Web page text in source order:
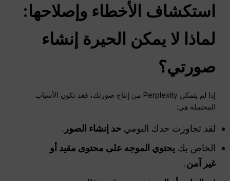
استكشاف الأخطاء وإصلاحها:
لماذا لا يمكن الحيرة إنشاء
صورتي؟
إذا لم يتمكن Perplexity من إنتاج صورتك، فقد تكون الأسباب
المحتملة هي:
لقد تجاوزت حدك اليوميحد إنشاء الصور .
الخاص بك يحتوي الموجه على محتوى مقيد أو
غير آمن.